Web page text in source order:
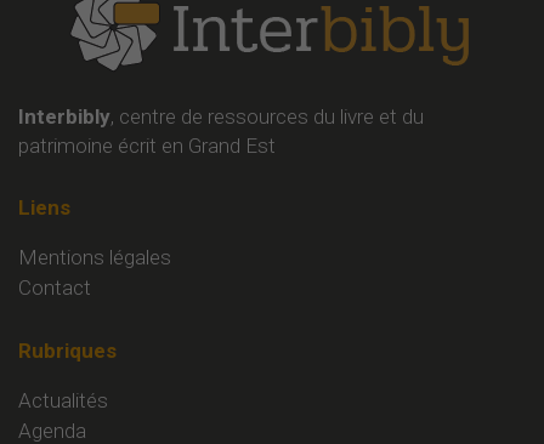
Interbibly, centre de ressources du livre et du
patrimoine écrit en Grand Est
Liens
Mentions légales
Contact
Rubriques
Actualités
Agenda